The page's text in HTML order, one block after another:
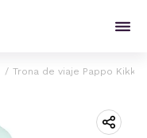
Trona de viaje Pappo Kikka